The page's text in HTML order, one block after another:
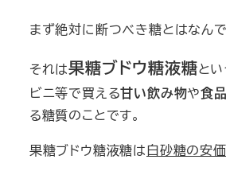
まず絶対に断つべき糖とはなんで
それは果糖ブドウ糖液糖と
ビニ等で買える甘い飲み物や食品
る糖質のことです。
果糖ブドウ糖液糖は白砂糖の安